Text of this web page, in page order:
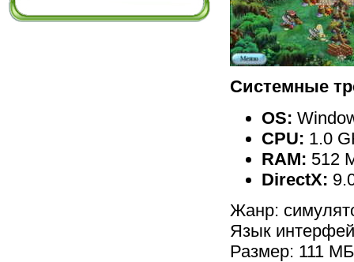
Системные
OS:
CPU: 1.0
RAM: 512
DirectX:
Жанр:
Язык
Размер: 111 МБ